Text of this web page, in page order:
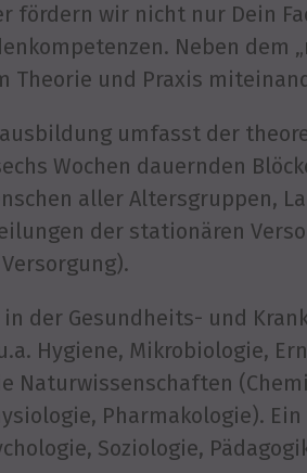
fördern wir nicht nur Dein
Neben
Theorie und Praxis
umfasst der
Wochen dauernden
aller Altersgruppen,
der stationären
der Gesundheits- und
Hygiene, Mikrobiologie,
Naturwissenschaften
Pharmakologie).
Soziologie,